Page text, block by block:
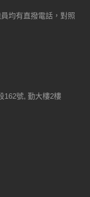
均有直撥電話，對照
162號, 勤大樓2樓